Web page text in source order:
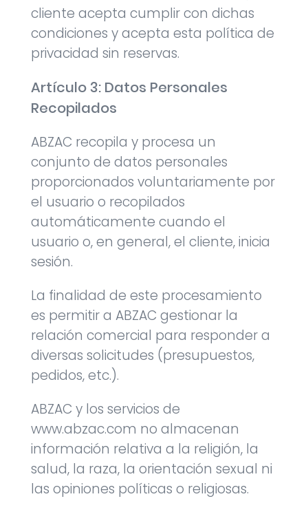
cliente acepta cumplir con dichas
condiciones y acepta esta política de
privacidad sin reservas.
Artículo 3: Datos Personales
Recopilados
ABZAC recopila y procesa un
conjunto de datos personales
proporcionados voluntariamente por
el usuario o recopilados
automáticamente cuando el
usuario o, en general, el cliente, inicia
sesión.
La finalidad de este procesamiento
es permitir a ABZAC gestionar la
relación comercial para responder a
diversas solicitudes (presupuestos,
pedidos, etc.).
ABZAC y los servicios de
www.abzac.com no almacenan
información relativa a la religión, la
salud, la raza, la orientación sexual ni
las opiniones políticas o religiosas.